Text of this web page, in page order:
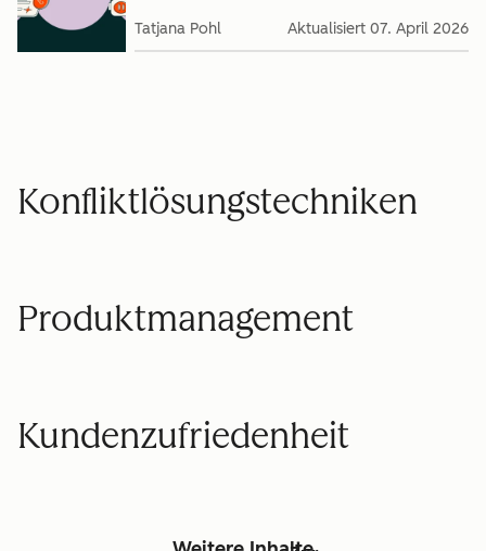
Tatjana Pohl Aktualisiert 07. April 2026
Konfliktlösungstechniken
Produktmanagement
Kundenzufriedenheit